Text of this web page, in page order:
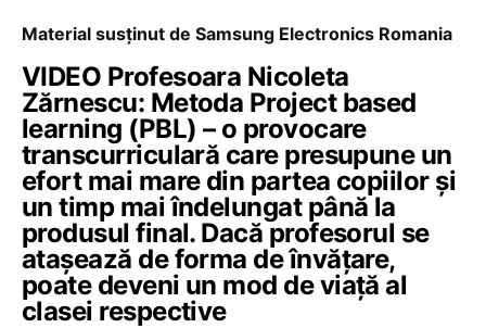
Material susținut de Samsung Electronics Romania
VIDEO Profesoara Nicoleta
Zărnescu: Metoda Project based
learning (PBL) – o provocare
transcurriculară care presupune un
efort mai mare din partea copiilor și
un timp mai îndelungat până la
produsul final. Dacă profesorul se
atașează de forma de învățare,
poate deveni un mod de viață al
clasei respective